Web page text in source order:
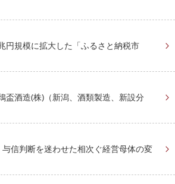
規模に拡大した「ふるさと納税市
酒造(株)（新潟、酒類製造、新設分
信判断を迷わせた相次ぐ経営母体の変